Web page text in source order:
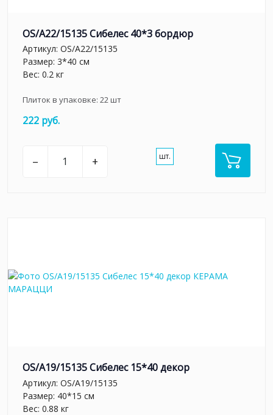
OS/A22/15135 Сибелес 40*3 бордюр
Артикул: OS/A22/15135
Размер: 3*40 см
Вес: 0.2 кг
Плиток в упаковке: 22шт
222 руб.
– + шт.
OS/A19/15135 Сибелес 15*40 декор
Артикул: OS/A19/15135
Размер: 40*15 см
Вес: 0.88 кг